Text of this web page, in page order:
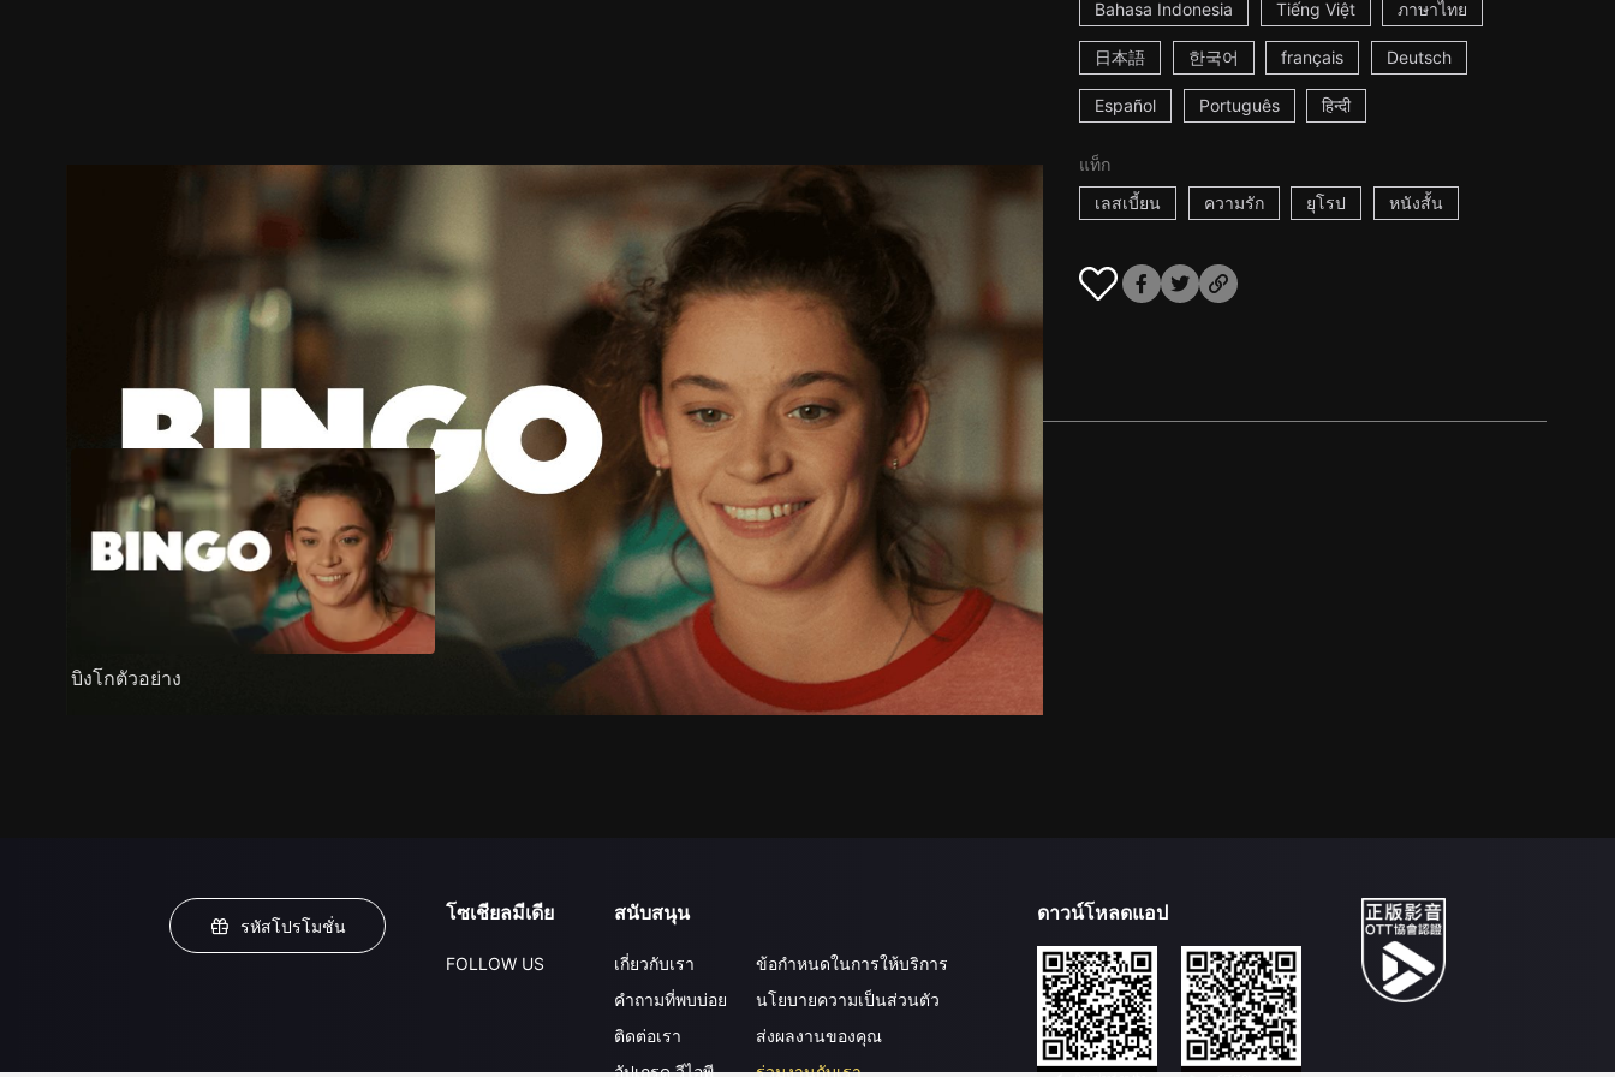
Bahasa Indonesia Tiếng Việt ภาษาไทย
日本語 한국어 français Deutsch
Español Português हिन्दी
แท็ก
เลสเบี้ยน
ความรัก ยุโรป หนังสั้น
ตัวอย่าง ภาพนิ่ง เนื้อหาที่แนะนำ รายละเอียด
บิงโกตัวอย่าง
รหัสโปรโมชั่น
โซเชียลมีเดีย
FOLLOW US
สนับสนุน
เกี่ยวกับเรา
คำถามที่พบบ่อย
ติดต่อเรา
อัปเกรด วีไอพี
ข้อกำหนดในการให้บริการ
นโยบายความเป็นส่วนตัว
ส่งผลงานของคุณ
ร่วมงานกับเรา
ดาวน์โหลดแอป